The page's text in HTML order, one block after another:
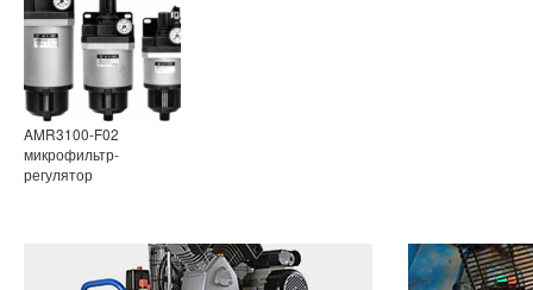
AMR3100-F02
микрофильтр-
регулятор